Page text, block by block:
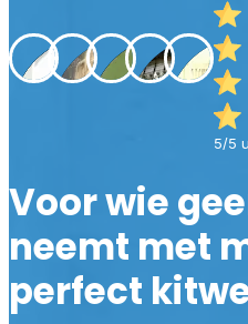
5/5
Voor wie
neemt met
perfect